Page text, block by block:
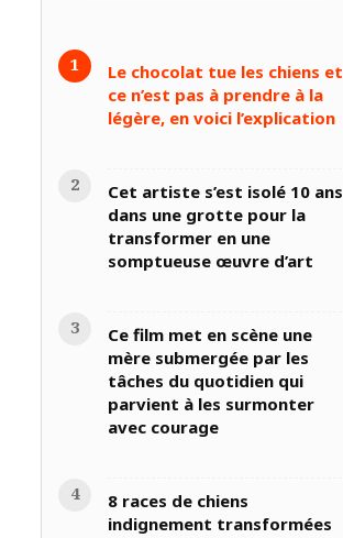
Le chocolat tue les chiens et
ce n’est pas à prendre à la
légère, en voici l’explication
Cet artiste s’est isolé 10 ans
dans une grotte pour la
transformer en une
somptueuse œuvre d’art
Ce film met en scène une
mère submergée par les
tâches du quotidien qui
parvient à les surmonter
avec courage
8 races de chiens
indignement transformées